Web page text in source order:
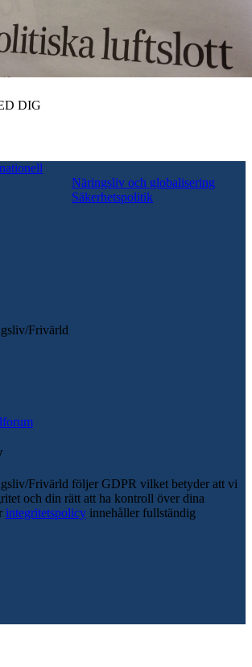
DIG
Näringsliv och globalisering
Säkerhetspolitik
Frivärld
Frivärld följer GDPR vilket betyder att vi
och din rätt att ha kontroll över dina
integritetspolicy innehåller fullständig